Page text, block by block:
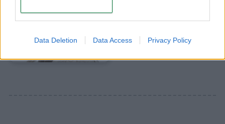
Data Deletion Data Access Privacy Policy